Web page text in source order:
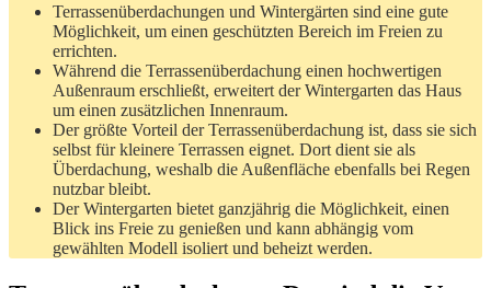
Terrassenüberdachungen und Wintergärten sind eine gute
Möglichkeit, um einen geschützten Bereich im Freien zu
errichten.
Während die Terrassenüberdachung einen hochwertigen
Außenraum erschließt, erweitert der Wintergarten das Haus
um einen zusätzlichen Innenraum.
Der größte Vorteil der Terrassenüberdachung ist, dass sie sich
selbst für kleinere Terrassen eignet. Dort dient sie als
Überdachung, weshalb die Außenfläche ebenfalls bei Regen
nutzbar bleibt.
Der Wintergarten bietet ganzjährig die Möglichkeit, einen
Blick ins Freie zu genießen und kann abhängig vom
gewählten Modell isoliert und beheizt werden.